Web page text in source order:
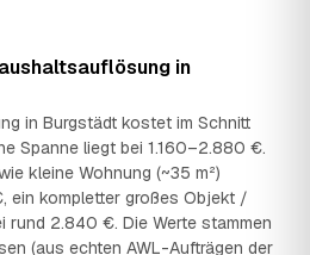
in
in Burgstädt kostet im Schnitt
Spanne liegt bei 1.160–2.880 €.
kleine Wohnung (~35 m²)
ein kompletter großes Objekt /
rund 2.840 €. Die Werte stammen
(aus echten AWL-Aufträgen der